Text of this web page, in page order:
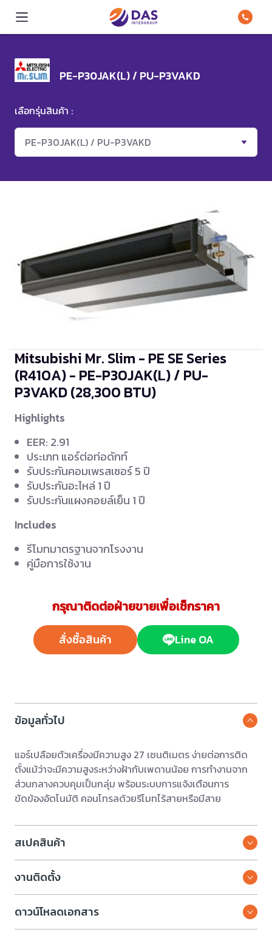
PE-P30JAK(L) / PU-P3VAKD
เลือกรุ่นสินค้า :
PE-P30JAK(L) / PU-P3VAKD
Mitsubishi Mr. Slim - PE SE Series
(R410A) - PE-P30JAK(L) / PU-
P3VAKD(28,300 BTU)
Highlights
EER: 2.91
ประเภท แอร์ต่อท่อดักท์
รับประกันคอมเพรสเซอร์ 5 ปี
รับประกันอะไหล่ 1 ปี
รับประกันแผงคอยล์เย็น 1 ปี
Includes
รีโมทมาตรฐานจากโรงงาน
คู่มือการใช้งาน
กรุณาติดต่อฝ่ายขายเพื่อเช็กราคา
สั่งซื้อสินค้า Line OA
ข้อมูลทั่วไป
แอร์เปลือยตัวเครื่องมีความสูง 27 เซนติเมตร ง่ายต่อการติด
ตั้งแม้ว่าจะมีความสูงระหว่างฝ้ากับเพดานน้อย การทำงานจาก
ส่วนกลางควบคุมเป็นกลุ่ม พร้อมระบบการแจ้งเตือนการ
ขัดข้องอัตโนมัติ คอนโทรลด้วยรีโมทไร้สายหรือมีสาย
สเปคสินค้า
งานติดตั้ง
ดาวน์โหลดเอกสาร